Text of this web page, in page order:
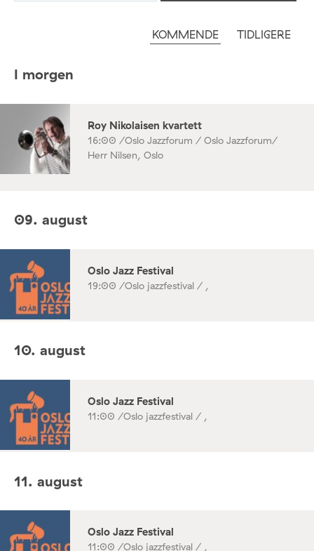
KOMMENDE TIDLIGERE
I morgen
Roy Nikolaisen kvartett
16:00 /Oslo Jazzforum / Oslo Jazzforum/
Herr Nilsen, Oslo
09. august
Oslo Jazz Festival
19:00 /Oslo jazzfestival / ,
10. august
Oslo Jazz Festival
11:00 /Oslo jazzfestival / ,
11. august
Oslo Jazz Festival
11:00 /Oslo jazzfestival / ,